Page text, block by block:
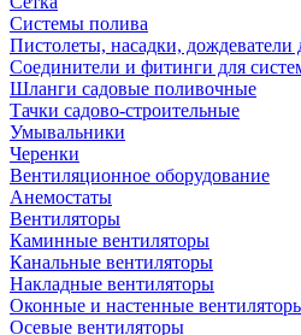
Системы полива
Пистолеты, насадки, дождеватели
Соединители и фитинги для
Шланги садовые поливочные
Тачки садово-строительные
Умывальники
Черенки
Вентиляционное оборудование
Анемостаты
Вентиляторы
Каминные вентиляторы
Канальные вентиляторы
Накладные вентиляторы
Оконные и настенные
Осевые вентиляторы